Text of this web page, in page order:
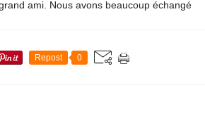
ami. Nous avons beaucoup échangé
Repost 0